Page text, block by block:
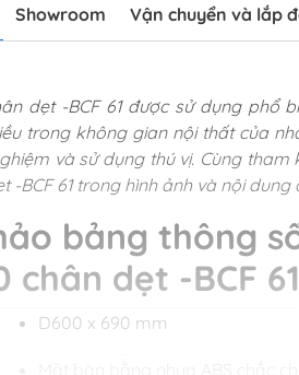
Showroom Vận chuyển và lắp
dẹt -BCF 61 được sử dụng phổ
trong không gian nội thất của
và sử dụng thú vị. Cùng
-BCF 61 trong hình ảnh và nội dung
bảng thông
chân dẹt -BCF
D600 x 690 mm